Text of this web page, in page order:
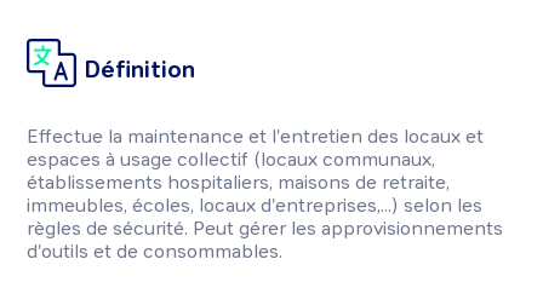
Définition
Effectue la maintenance et l'entretien des locaux et
espaces à usage collectif (locaux communaux,
établissements hospitaliers, maisons de retraite,
immeubles, écoles, locaux d'entreprises,...) selon les
règles de sécurité. Peut gérer les approvisionnements
d'outils et de consommables.